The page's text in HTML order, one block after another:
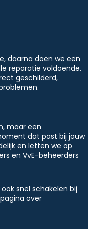
daarna doen we een
reparatie voldoende.
geschilderd,
maar een
dat past bij jouw
en letten we op
en VvE-beheerders
snel schakelen bij
over